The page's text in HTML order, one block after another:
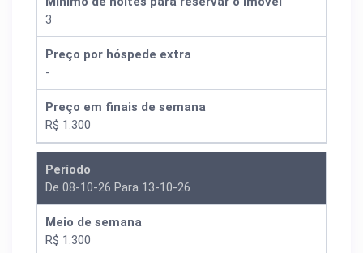
3
Preço por hóspede extra
-
Preço em finais de semana
R$ 1.300
Período
De 08-10-26 Para 13-10-26
Meio de semana
R$ 1.300